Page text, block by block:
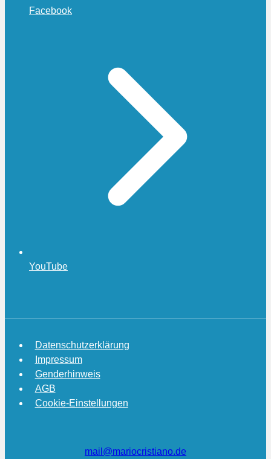
Facebook
YouTube
Datenschutzerklärung
Impressum
Genderhinweis
AGB
Cookie-Einstellungen
mail@mariocristiano.de